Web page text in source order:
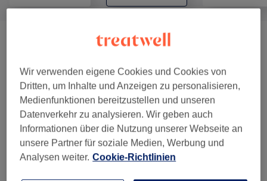
Damen - Haarschnitte & Stylings (6)
Damen - Farbe & Coloration (7) ab 77 €
Haarkuren & Pflege (3) ab 20 €
Herren - Haarschnitte & Stylings (4) ab 12 €
Herren - Farbe & Grauhaarkaschierung
Wir verwenden eigene Cookies und Cookies von
Dritten, um Inhalte und Anzeigen zu personalisieren,
Medienfunktionen bereitzustellen und unseren
Datenverkehr zu analysieren. Wir geben auch
Informationen über die Nutzung unserer Webseite an
unsere Partner für soziale Medien, Werbung und
Analysen weiter. Cookie-Richtlinien